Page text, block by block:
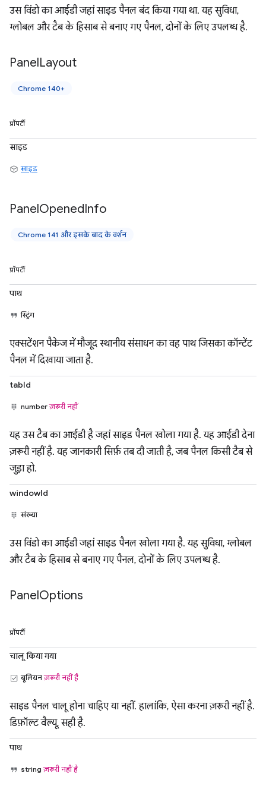
उस विंडो का आईडी जहां साइड पैनल बंद किया गया था. यह सुविधा,
ग्लोबल और टैब के हिसाब से बनाए गए पैनल, दोनों के लिए उपलब्ध है.
PanelLayout
Chrome 140+
प्रॉपर्टी
साइड
साइड
PanelOpenedInfo
Chrome 141 और इसके बाद के वर्शन
प्रॉपर्टी
पाथ
स्ट्रिंग
एक्सटेंशन पैकेज में मौजूद स्थानीय संसाधन का वह पाथ जिसका कॉन्टेंट
पैनल में दिखाया जाता है.
tabId
numberज़रूरी नहीं
यह उस टैब का आईडी है जहां साइड पैनल खोला गया है. यह आईडी देना
ज़रूरी नहीं है. यह जानकारी सिर्फ़ तब दी जाती है, जब पैनल किसी टैब से
जुड़ा हो.
windowId
संख्या
उस विंडो का आईडी जहां साइड पैनल खोला गया है. यह सुविधा, ग्लोबल
और टैब के हिसाब से बनाए गए पैनल, दोनों के लिए उपलब्ध है.
PanelOptions
प्रॉपर्टी
चालू किया गया
बूलियनज़रूरी नहीं है
साइड पैनल चालू होना चाहिए या नहीं. हालांकि, ऐसा करना ज़रूरी नहीं है.
डिफ़ॉल्ट वैल्यू, सही है.
पाथ
stringज़रूरी नहीं है